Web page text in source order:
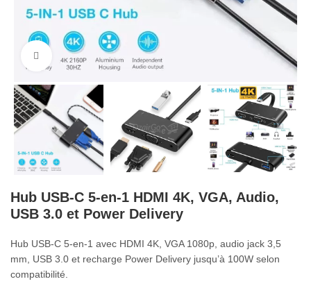
Cliquez pour agrandir
Hub USB-C 5-en-1 HDMI 4K, VGA, Audio,
USB 3.0 et Power Delivery
Hub USB-C 5-en-1 avec HDMI 4K, VGA 1080p, audio jack 3,5
mm, USB 3.0 et recharge Power Delivery jusqu’à 100W selon
compatibilité.